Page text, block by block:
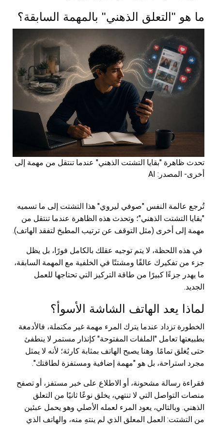
ما هو "التعلق الذهني" بالمهمة السابقة؟
تحدث ظاهرة "بقايا التشتت الذهني" عندما تنتقل من مهمة إلى
أخرى- المصدر: AI
تُرجع عالمة النفس "صوفي ليروي" هذا التشتت إلى ما تسميه
"بقايا التشتت الذهني"؛ وتحدث هذه الظاهرة عندما تنتقل من
مهمة إلى أخرى (مثل التوقف عن ترتيب المطبخ لتفقد الهاتف).
في هذه اللحظة، لا يتم توجيه عقلك بالكامل فورًا، بل يظل
جزء من تفكيرك عالقًا ومشتتًا في الخلفية مع المهمة السابقة،
ما يهدر جزءًا كبيرًا من طاقة التركيز التي تحتاجها للعمل
الجديد.
لماذا يعد الهاتف الشاشة الأسوأ؟
الخطورة تزداد عندما يترك المرء مهمة غير مكتملة، فالأدمغة
بطبيعتها تعامل "الملفات المفتوحة" كإنذار مستمر لا ينطفئ
حتى يُغلق تمامًا. وهنا يصبح الهاتف بمثابة كارثة؛ لأنه لا يمثل
مجرد استراحة، بل هو "مهمة إضافية ومستفزة لطاقتك".
فقراءة رسالة مشحونة، أو الاطلاع على خبر مستفز، أو تصفح
منصات التواصل التي لا تنتهي، يخلق نوعًا ثانيًا من التعلق
الذهني. وبالتالي، يعود المرء لعمله الأصلي وهو يحمل عبئين
من التشتت: العمل المعلق الذي لم ينتهِ منه، والهاتف الذي